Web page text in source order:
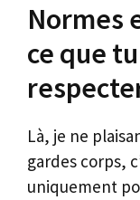
Normes
ce que
Là, je ne
gardes corps,
uniquement